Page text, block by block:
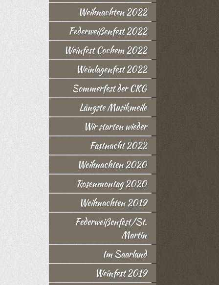
Weihnachten 2022
Federweißenfest 2022
Weinfest Cochem 2022
Weinlagenfest 2022
Sommerfest der CKG
Längste Musikmeile
Wir starten wieder
Fastnacht 2022
Weihnachten 2020
Rosenmontag 2020
Weihnachten 2019
Federweißenfest/St.
Martin
Im Saarland
Weinfest 2019